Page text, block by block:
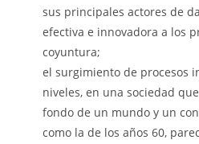
sus principales actores de
efectiva e innovadora a los
coyuntura;
el surgimiento de procesos
niveles, en una sociedad
fondo de un mundo y un
como la de los años 60,